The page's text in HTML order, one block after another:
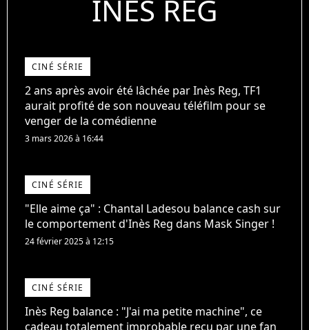
INÈS REG
CINÉ SÉRIE
2 ans après avoir été lâchée par Inès Reg, TF1
aurait profité de son nouveau téléfilm pour se
venger de la comédienne
3 mars 2026 à 16:44
CINÉ SÉRIE
"Elle aime ça" : Chantal Ladesou balance cash sur
le comportement d'Inès Reg dans Mask Singer !
24 février 2025 à 12:15
CINÉ SÉRIE
Inès Reg balance : "J'ai ma petite machine", ce
cadeau totalement improbable reçu par une fan